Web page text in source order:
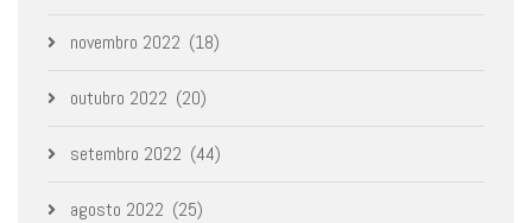
novembro 2022 (18)
outubro 2022 (20)
setembro 2022 (44)
agosto 2022 (25)